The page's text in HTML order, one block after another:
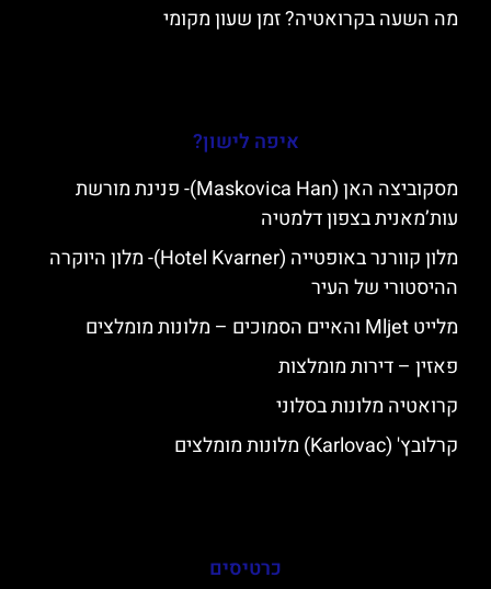
מה השעה בקרואטיה? זמן שעון מקומי
איפה לישון?
מסקוביצה האן (Maskovica Han)- פנינת מורשת
עות’מאנית בצפון דלמטיה
מלון קוורנר באופטייה (Hotel Kvarner)- מלון היוקרה
ההיסטורי של העיר
מלייט Mljet והאיים הסמוכים – מלונות מומלצים
פאזין – דירות מומלצות
קרואטיה מלונות בסלוני
קרלובץ' (Karlovac) מלונות מומלצים
כרטיסים